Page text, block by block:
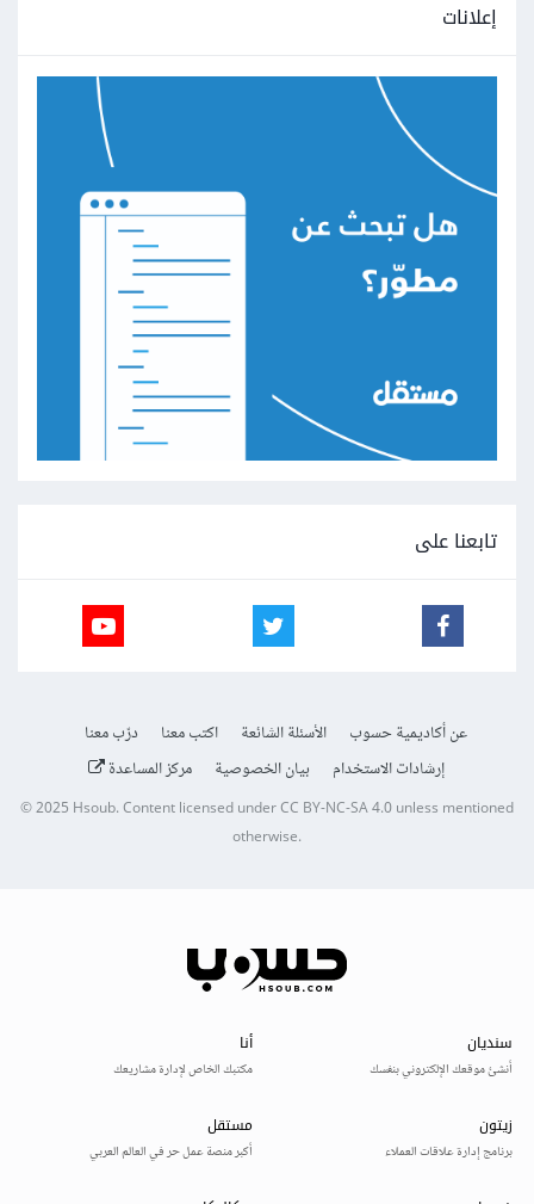
إعلانات
تابعنا على
عن أكاديمية حسوب الأسئلة الشائعة اكتب معنا
درّب معنا
إرشادات الاستخدام
بيان الخصوصية مركز المساعدة
© 2025Hsoub.Content licensed underCC BY-NC-SA 4.0unless mentioned
otherwise.